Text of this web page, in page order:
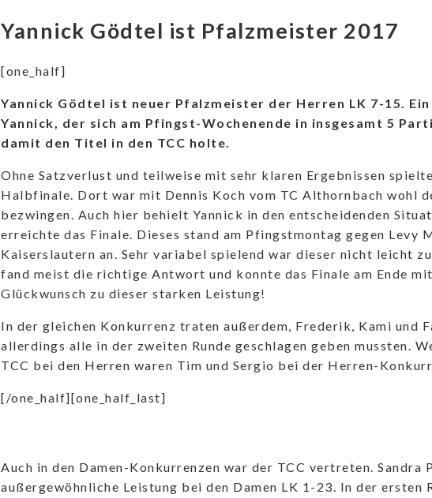
Yannick Gödtel ist Pfalzmeister 2017
[one_half]
Yannick Gödtel ist neuer Pfalzmeister der Herren LK 7-15.
Yannick, der sich am Pfingst-Wochenende in insgesamt 5
damit den Titel in den TCC holte.
Ohne Satzverlust und teilweise mit sehr klaren Ergebnissen
Halbfinale. Dort war mit Dennis Koch vom TC Althornbach wohl
bezwingen. Auch hier behielt Yannick in den entscheidenden
erreichte das Finale. Dieses stand am Pfingstmontag gegen Levy
Kaiserslautern an. Sehr variabel spielend war dieser nicht leicht
fand meist die richtige Antwort und konnte das Finale am Ende
Glückwunsch zu dieser starken Leistung!
In der gleichen Konkurrenz traten außerdem, Frederik, Kami und
allerdings alle in der zweiten Runde geschlagen geben mussten.
TCC bei den Herren waren Tim und Sergio bei der Herren-
[/one_half][one_half_last]
Auch in den Damen-Konkurrenzen war der TCC vertreten. Sandra
außergewöhnliche Leistung bei den Damen LK 1-23. In der ersten